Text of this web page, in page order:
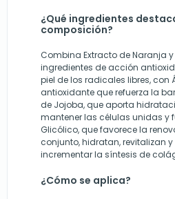
¿Qué ingredientes
composición?
Combina Extracto de Naranja
ingredientes de acción
piel de los radicales libres, con
antioxidante que refuerza la
de Jojoba, que aporta
mantener las células unidas y
Glicólico, que favorece la
conjunto, hidratan, revitalizan
incrementar la síntesis de
¿Cómo se aplica?